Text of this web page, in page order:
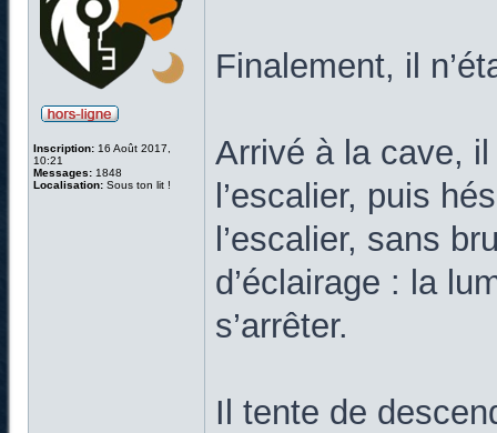
Inscription: 16 Août 2017,
10:21
Messages: 1848
Localisation: Sous ton lit !
Finalement, il
Arrivé à la cave,
l’escalier, puis
l’escalier, sans
d’éclairage : la
s’arrêter.
Il tente de